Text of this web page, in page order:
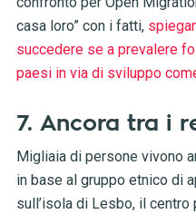
casa loro” con i fatti,
succedere se a prevalere
paesi in via di sviluppo
7. Ancora tra i
Migliaia di persone vivono
in base al gruppo etnico di
sull’isola di Lesbo, il